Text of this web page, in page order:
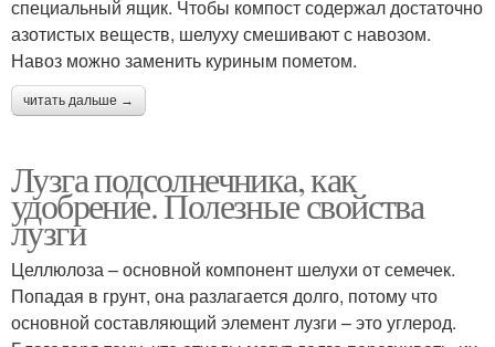
специальный ящик. Чтобы компост содержал достаточно
азотистых веществ, шелуху смешивают с навозом.
Навоз можно заменить куриным пометом.
читать дальше →
Лузга подсолнечника, как
удобрение. Полезные свойства
лузги
Целлюлоза – основной компонент шелухи от семечек.
Попадая в грунт, она разлагается долго, потому что
основной составляющий элемент лузги – это углерод.